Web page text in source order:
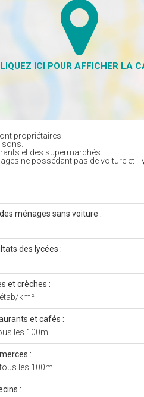
propriétaires.
et des supermarchés.
ne possédant pas de voiture et
ménages sans voiture :
des lycées :
et crèches :
km²
et cafés :
les 100m
:
les 100m
: